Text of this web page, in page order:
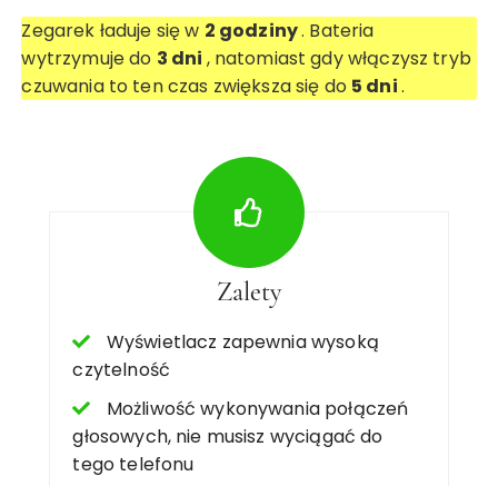
Zegarek ładuje się w 2 godziny. Bateria
wytrzymuje do 3 dni , natomiast gdy włączysz tryb
czuwania to ten czas zwiększa się do 5 dni.
Zalety
Wyświetlacz zapewnia wysoką
czytelność
Możliwość wykonywania połączeń
głosowych, nie musisz wyciągać do
tego telefonu